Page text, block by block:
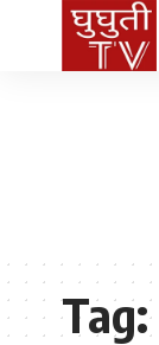
Tag: